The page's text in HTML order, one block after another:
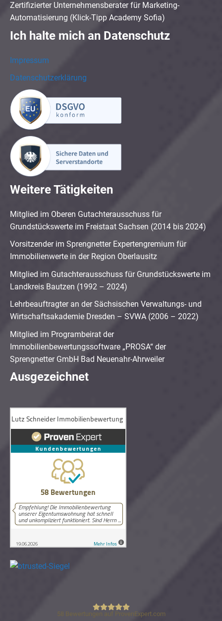
Zertifizierter Unternehmensberater für Marketing-
Automatisierung (Klick-Tipp Academy Sofia)
Ich halte mich an Datenschutz
Impressum
Datenschutzerklärung
Weitere Tätigkeiten
Mitglied im Oberen Gutachterausschuss für
Grundstückswerte im Freistaat Sachsen (2014 bis 2024)
Vorsitzender im Sprengnetter Expertengremium für
Immobilienwerte in der Region Oberlausitz
Mitglied im Gutachterausschuss für Grundstückswerte im
Landkreis Bautzen (1992 – 2024)
Lehrbeauftragter an der Sächsischen Verwaltungs- und
Wirtschaftsakademie Dresden – SVWA (2006 – 2022)
Mitglied im Programbeirat der
Immobilienbewertungssoftware „PROSA“ der
Sprengnetter GmbH Bad Neuenahr-Ahrweiler
Ausgezeichnet
58 Bewertungen auf ProvenExpert.com